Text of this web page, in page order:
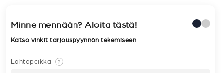
Minne mennään? Aloita tästä!
Katso vinkit tarjouspyynnön tekemiseen
Lähtöpaikka ?